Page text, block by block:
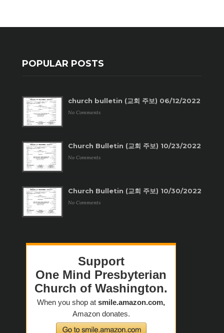
POPULAR POSTS
church bulletin (교회 주보) 06/12/2022
No Comments
Church Bulletin (교회 주보) 10/23/2022
No Comments
Church Bulletin (교회 주보) 10/30/2022
No Comments